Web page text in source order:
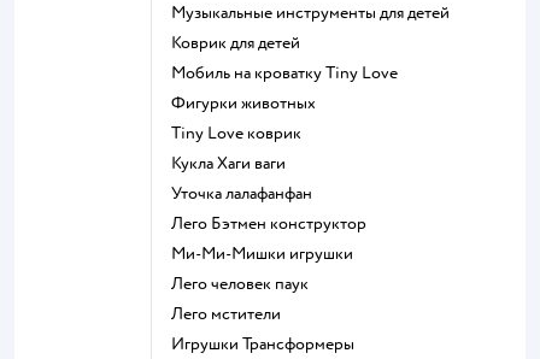
Музыкальные инструменты для детей
Коврик для детей
Мобиль на кроватку Tiny Love
Фигурки животных
Tiny Love коврик
Кукла Хаги ваги
Уточка лалафанфан
Лего Бэтмен конструктор
Ми-Ми-Мишки игрушки
Лего человек паук
Лего мстители
Игрушки Трансформеры